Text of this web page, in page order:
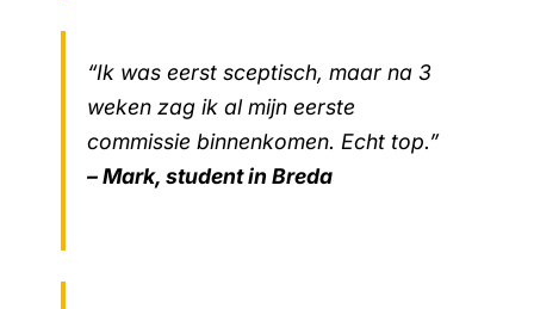
“Ik was eerst sceptisch, maar na 3
weken zag ik al mijn eerste
commissie binnenkomen. Echt top.”
– Mark, student in Breda